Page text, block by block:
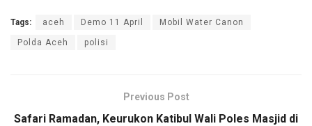
Tags: aceh Demo 11 April Mobil Water Canon
Polda Aceh polisi
Previous Post
Safari Ramadan, Keurukon Katibul Wali Poles Masjid di